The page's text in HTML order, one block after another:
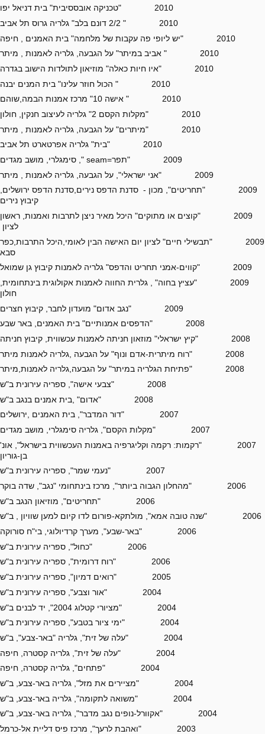
2010 "טכניקה אובססיבית" בית דניאל יפו
2010 " 2/2 דונם בלב" גלריה גרוס תל אביב
2010 "יש ליופי פה עקבות של מלחמה" בית האמנים , חיפה
2010 " אביב במיתר" על הגבעה, גלריה לאמנות , מיתר
2010 "איו חיות כאלה" מוזיאון לתולדות הישוב בגדרה
2010 " הכול חוזר עלינו" בית המנים יבנה
2010 " אישה 10" מרכז אמנות הבמה,שוהם
2010 "מקלות הקסם 2" גלריה לעיצוב חנקין, חולון
2010 "מיתרים" על הגבעה, גלריה לאמנות , מיתר
2010 "בית" גלריה אפרטארט תל אביב
2009 "תפר=seam ", סימגלרי, מושב מגדים
2009 "אני ישראלי", על הגבעה, גלריה לאמנות , מיתר
2009 "תחריטים", מכון - סדנת הדפס נירים,סדנת הדפס ירושלים,
קיבוץ נירים
2009 "קוצים או מתוקים" היכל מאיר ניצן לתרבות ואמנות, ראשון
לציון
2009 "תבשילי חיים" לציון יום האישה הבין לאומי,היכל התרבות,כפר
סבא
2009 "קווים-אמני תחריט והדפס" גלריה לאמנות קיבוץ גן שמואל
2009 "עציץ בחוה" , גלרית החווה לאמנות אקולוגית בינתחומית,
חולון
2009 "נגב אדום" מועדון לחבר, קיבוץ חצרים
2008 "הדפסים אמנותיים" בית האמנים, באר שבע
2008 "קיץ ישראלי" מוזאון חניתה לאמנות עכשווית, קיבוץ חניתה
2008 "רוח מיתרית-אדם ונוף" על הגבעה ,גלריה לאמנות מיתר
2008 "פתיחת הגלריה במיתר" על הגבעה,גלריה לאמנות,מיתר
2008 "צבעי אישה", ספריה עירונית ב"ש
2008 "אדום" ,בית אמנים בנגב ב"ש
2007 "דור המדבר", בית האמנים ,ירושלים
2007 "מקלות הקסם", גלריה סימגלרי, מושב מגדים
2007 "רקמות: רקמה וקליגרפיה באמנות העכשווית בישראל", אונ'
בן-גוריון
2007 "נעמי שמר", ספריה עירונית ב"ש
2006 "מהחלון הגבוה ביותר", מרכז בינתחומי "נגב", שדה בוקר
2006 "תחריטים", מוזיאון הנגב ב"ש
2006 "שנה טובה אמא", מולתקא-פורום לדו קיום למען שוויון , ב"ש
2006 "באר-שבע", מערך קרדיולוגי, בי"ח סורוקה
2006 "כחול", ספריה עירונית ב"ש
2006 "רוח דרומית", ספריה עירונית ב"ש
2005 "רואים דמיון", ספריה עירונית ב"ש
2004 "אור וצבע", ספריה עירונית ב"ש
2004 "מציורי קטלוג 2004", יד לבנים ב"ש
2004 "ימי ציור בטבע", ספריה עירונית ב"ש
2004 "עלה של זית", גלריה "באר-צבע", ב"ש
2004 "עלה של זית", גלריה קסטרה, חיפה
2004 "פתחים", גלריה קסטרה, חיפה
2004 "מציירים את מזל", גלריה באר-צבע, ב"ש
2004 "משואה לתקומה", גלריה באר-צבע, ב"ש
2004 "אקוורל-נופים נגב מדבר", גלריה באר-צבע, ב"ש
2003 "ואהבת לרעך", מרכז פיס דליית אל-כרמל